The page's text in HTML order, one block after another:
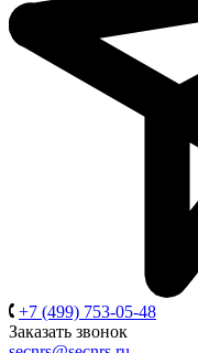
+7 (499) 753-05-48
Заказать звонок